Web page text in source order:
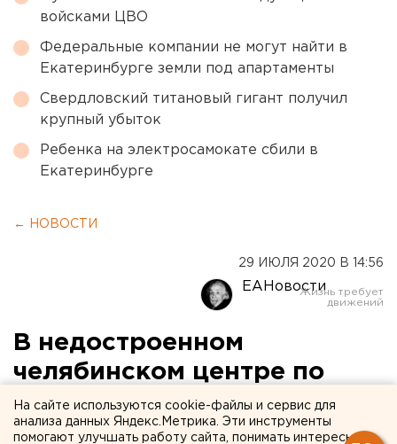
войсками ЦВО
Федеральные компании не могут найти в
Екатеринбурге земли под апартаменты
Свердловский титановый гигант получил
крупный убыток
Ребенка на электросамокате сбили в
Екатеринбурге
← НОВОСТИ
29 ИЮЛЯ 2020 В 14:56
ЕАНовости
В недостроенном
челябинском центре по
шорт-треку произошел
небольшой пожар
На сайте используются cookie-файлы и сервис для
анализа данных Яндекс.Метрика. Эти инструменты
помогают улучшать работу сайта, понимать интересы